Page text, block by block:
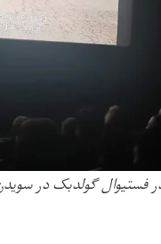
فستیوال گولدبک در